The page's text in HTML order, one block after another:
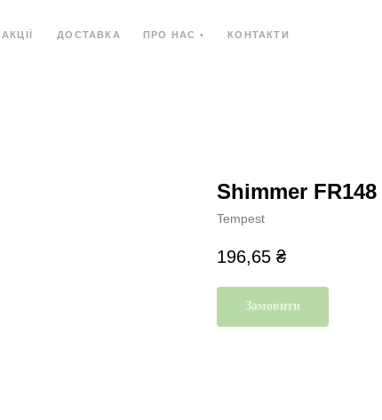
АКЦІЇ ДОСТАВКА ПРО НАС • КОНТАКТИ
Shimmer FR148
Tempest
196,65 ₴
Замовити